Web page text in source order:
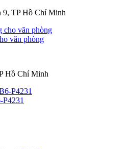
9, TP Hồ Chí Minh
văn phòng
Hồ Chí Minh